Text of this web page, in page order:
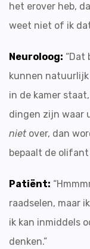
het erover heb,
weet niet of ik
Neuroloog: “Dat
kunnen
in de kamer
dingen zijn waar
nietover, dan
bepaalt de
Patiënt:
raadselen, maar
ik kan inmiddels
denken.”